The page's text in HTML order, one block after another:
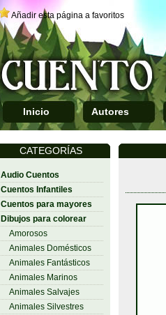
Añadir esta página a favoritos
Inicio Autores
CATEGORÍAS
Audio Cuentos
Cuentos Infantiles
Cuentos para mayores
Dibujos para colorear
Amorosos
Animales Domésticos
Animales Fantásticos
Animales Marinos
Animales Salvajes
Animales Silvestres